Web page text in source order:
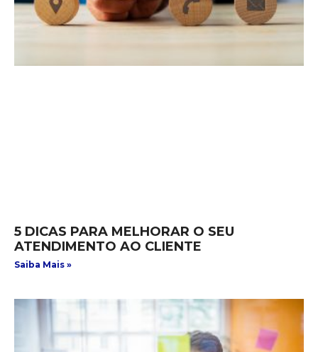
5 DICAS PARA MELHORAR O SEU
ATENDIMENTO AO CLIENTE
Saiba Mais »